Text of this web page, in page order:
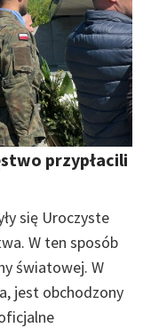
przypłacili
się Uroczyste
W ten sposób
światowej. W
jest obchodzony